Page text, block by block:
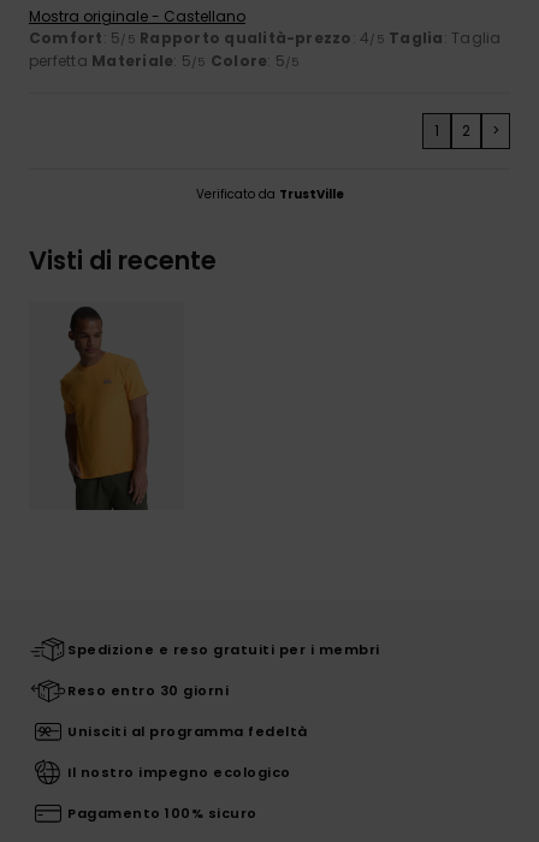
Mostra originale - Castellano
Comfort: 5/5 Rapporto qualità-prezzo: 4/5 Taglia: Taglia
perfetta Materiale: 5/5 Colore: 5/5
1 2 >
Verificato da TrustVille
Visti di recente
Spedizione e reso gratuiti per i membri
Reso entro 30 giorni
Unisciti al programma fedeltà
Il nostro impegno ecologico
Pagamento 100% sicuro